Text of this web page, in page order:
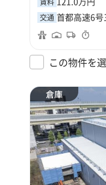
交通 首都高速6
この物件を
倉庫